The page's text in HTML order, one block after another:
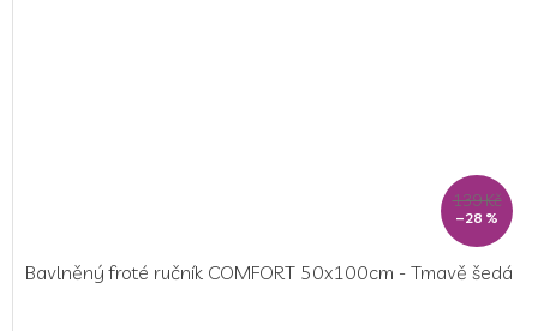
139 Kč
–28 %
Bavlněný froté ručník COMFORT 50x100cm - Tmavě šedá